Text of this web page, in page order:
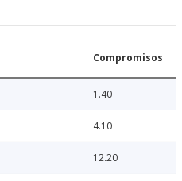
Compromisos
1.40
4.10
12.20